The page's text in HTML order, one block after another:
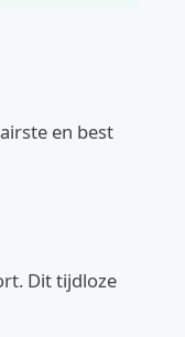
en best
Dit tijdloze